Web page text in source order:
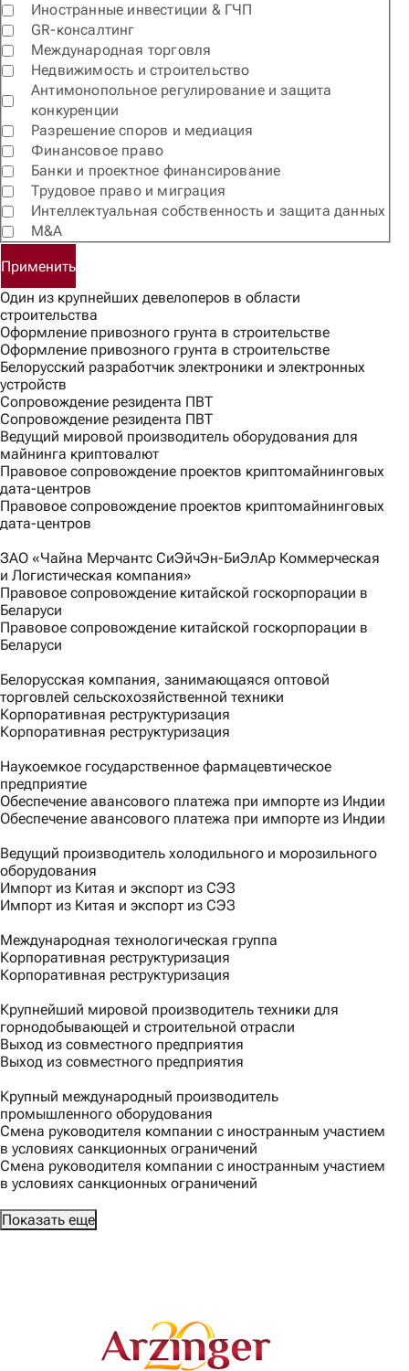
Иностранные инвестиции & ГЧП
GR-консалтинг
Международная торговля
Недвижимость и строительство
Антимонопольное регулирование и защита
конкуренции
Разрешение споров и медиация
Финансовое право
Банки и проектное финансирование
Трудовое право и миграция
Интеллектуальная собственность и защита данных
M&A
Применить
Один из крупнейших девелоперов в области
строительства
Оформление привозного грунта в строительстве
Оформление привозного грунта в строительстве
Белорусский разработчик электроники и электронных
устройств
Сопровождение резидента ПВТ
Сопровождение резидента ПВТ
Ведущий мировой производитель оборудования для
майнинга криптовалют
Правовое сопровождение проектов криптомайнинговых
дата-центров
Правовое сопровождение проектов криптомайнинговых
дата-центров
ЗАО «Чайна Мерчантс СиЭйчЭн-БиЭлАр Коммерческая
и Логистическая компания»
Правовое сопровождение китайской госкорпорации в
Беларуси
Правовое сопровождение китайской госкорпорации в
Беларуси
Белорусская компания, занимающаяся оптовой
торговлей сельскохозяйственной техники
Корпоративная реструктуризация
Корпоративная реструктуризация
Наукоемкое государственное фармацевтическое
предприятие
Обеспечение авансового платежа при импорте из Индии
Обеспечение авансового платежа при импорте из Индии
Ведущий производитель холодильного и морозильного
оборудования
Импорт из Китая и экспорт из СЭЗ
Импорт из Китая и экспорт из СЭЗ
Международная технологическая группа
Корпоративная реструктуризация
Корпоративная реструктуризация
Крупнейший мировой производитель техники для
горнодобывающей и строительной отрасли
Выход из совместного предприятия
Выход из совместного предприятия
Крупный международный производитель
промышленного оборудования
Смена руководителя компании с иностранным участием
в условиях санкционных ограничений
Смена руководителя компании с иностранным участием
в условиях санкционных ограничений
Показать еще